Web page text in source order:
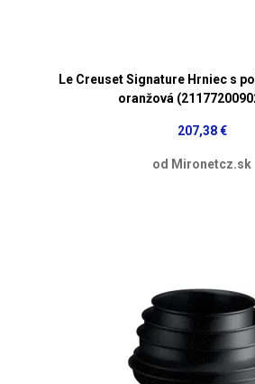
Le Creuset Signature Hrniec s
oranžová
207,38 €
od Mironetcz.sk